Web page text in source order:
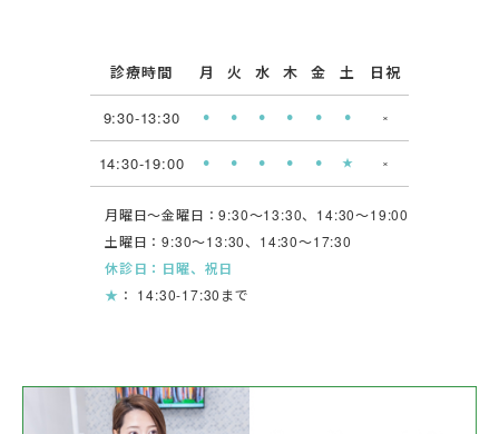
診療時間 月 火 水 木 金 土 日祝
9:30-13:30 ⚫︎ ⚫︎ ⚫︎ ⚫︎ ⚫︎ ⚫︎ ×
14:30-19:00 ⚫︎ ⚫︎ ⚫︎ ⚫︎ ⚫︎ ★ ×
月曜日〜金曜日：9:30〜13:30、14:30〜19:00
土曜日：9:30〜13:30、14:30〜17:30
休診日：日曜、祝日
★ ： 14:30-17:30まで